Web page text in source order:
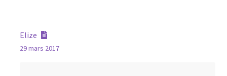
Elize
29 mars 2017